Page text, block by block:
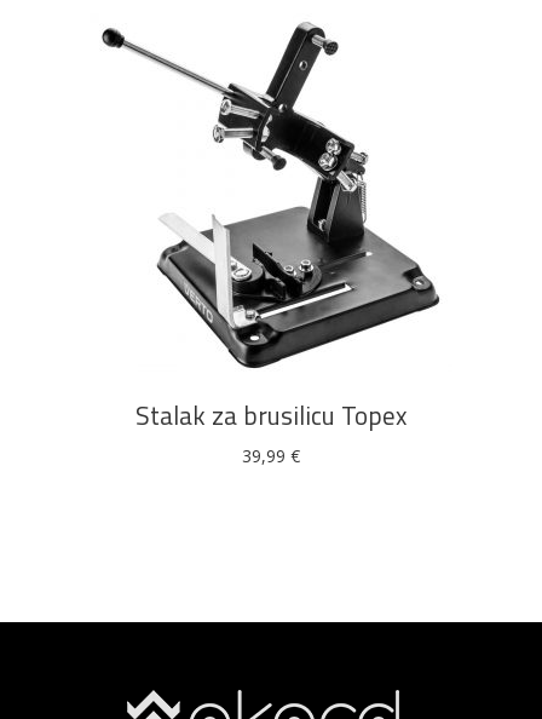
DODAJ U KOŠARICU
Stalak za brusilicu Topex
39,99 €